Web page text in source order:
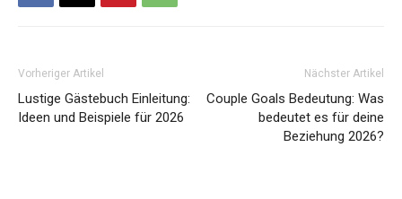
Vorheriger Artikel
Lustige Gästebuch Einleitung:
Ideen und Beispiele für 2026
Nächster Artikel
Couple Goals Bedeutung: Was
bedeutet es für deine
Beziehung 2026?